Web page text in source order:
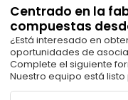
Centrado en la
compuestas
¿Está interesado en
oportunidades de
Complete el siguiente
Nuestro equipo está